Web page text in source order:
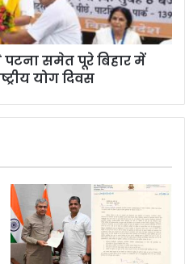
पटना समेत पूरे बिहार में
योग दिवस